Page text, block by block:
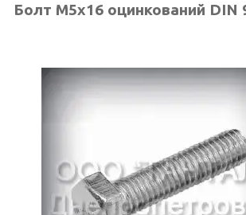
Болт М5х16 оцинкований